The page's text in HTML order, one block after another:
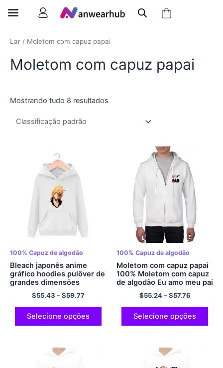
Lar / Moletom com capuz papai
Moletom com capuz papai
Mostrando tudo 8 resultados
100% Capuz de algodão
Bleach japonês anime
gráfico hoodies pulôver de
grandes dimensões
moletom com capuz
tamanho da ue hoodies
poliéster multicolorido
$55.43 –$59.77
Selecione opções
100% Capuz de algodão
Moletom com capuz papai
100% Moletom com capuz
de algodão Eu amo meu pai
com capuz Zip Up Hoodies
Papa Hoodie Presente do
dia dos pais Presente do
dia dos pais com capuz
para o pai Melhor pai com
$55.24–$57.76
Selecione opções